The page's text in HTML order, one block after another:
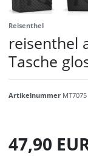
Reisenthel
reisenthel
Tasche
Artikelnummer MT7075
47,90